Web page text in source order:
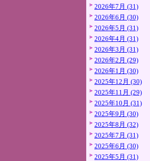
2026年7月 (31)
2026年6月 (30)
2026年5月 (31)
2026年4月 (31)
2026年3月 (31)
2026年2月 (29)
2026年1月 (30)
2025年12月 (30)
2025年11月 (29)
2025年10月 (31)
2025年9月 (30)
2025年8月 (32)
2025年7月 (31)
2025年6月 (30)
2025年5月 (31)